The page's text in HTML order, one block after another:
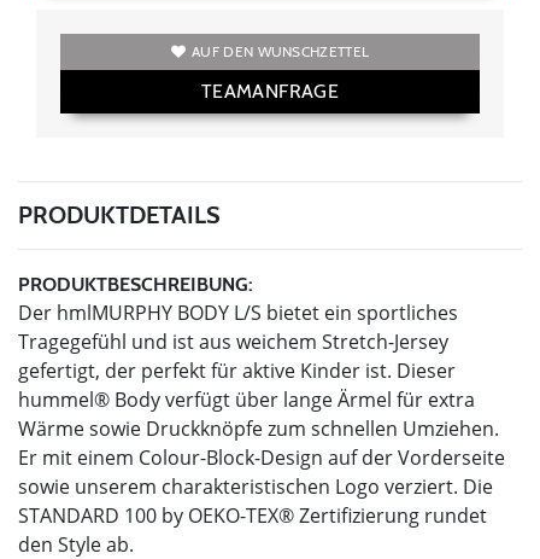
AUF DEN WUNSCHZETTEL
TEAMANFRAGE
PRODUKTDETAILS
PRODUKTBESCHREIBUNG:
Der hmlMURPHY BODY L/S bietet ein sportliches
Tragegefühl und ist aus weichem Stretch-Jersey
gefertigt, der perfekt für aktive Kinder ist. Dieser
hummel® Body verfügt über lange Ärmel für extra
Wärme sowie Druckknöpfe zum schnellen Umziehen.
Er mit einem Colour-Block-Design auf der Vorderseite
sowie unserem charakteristischen Logo verziert. Die
STANDARD 100 by OEKO-TEX® Zertifizierung rundet
den Style ab.